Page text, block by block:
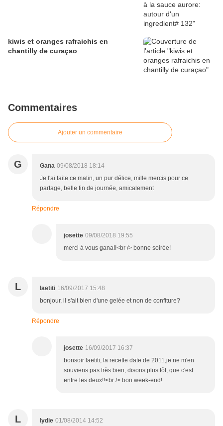
kiwis et oranges rafraichis en
chantilly de curaçao
Commentaires
Ajouter un commentaire
G Gana 09/08/2018 18:14
Je l'ai faite ce matin, un pur délice, mille mercis pour ce
partage, belle fin de journée, amicalement
Répondre
josette 09/08/2018 19:55
merci à vous gana!!<br /> bonne soirée!
L laetiti 16/09/2017 15:48
bonjour, il s'ait bien d'une gelée et non de confiture?
Répondre
josette 16/09/2017 16:37
bonsoir laetiti, la recette date de 2011,je ne m'en
souviens pas très bien, disons plus tôt, que c'est
entre les deux!!<br /> bon week-end!
L lydie 01/08/2014 14:52